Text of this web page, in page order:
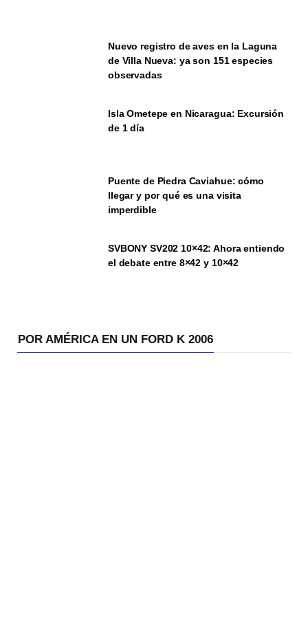
Nuevo registro de aves en la Laguna
de Villa Nueva: ya son 151 especies
observadas
Isla Ometepe en Nicaragua: Excursión
de 1 día
Puente de Piedra Caviahue: cómo
llegar y por qué es una visita
imperdible
SVBONY SV202 10×42: Ahora entiendo
el debate entre 8×42 y 10×42
POR AMÉRICA EN UN FORD K 2006